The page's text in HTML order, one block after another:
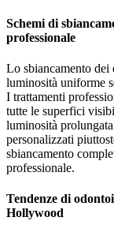
Schemi di
professionale
Lo sbiancamento dei
luminosità uniforme
I trattamenti
tutte le superfici
luminosità
personalizzati
sbiancamento
professionale.
Tendenze di
Hollywood